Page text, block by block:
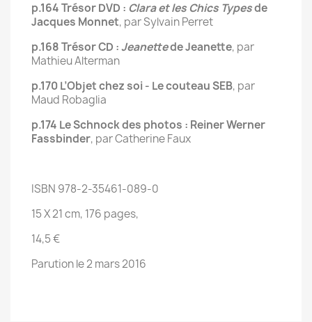
p.164 Trésor DVD : Clara et les Chics Typesde
Jacques Monnet, par Sylvain Perret
p.168 Trésor CD :Jeanettede Jeanette, par
Mathieu Alterman
p.170 L’Objet chez soi - Le couteau SEB, par
Maud Robaglia
p.174 Le Schnock des photos : Reiner Werner
Fassbinder, par Catherine Faux
ISBN 978-2-35461-089-0
15 X 21 cm, 176 pages,
14,5 €
Parution le 2 mars 2016